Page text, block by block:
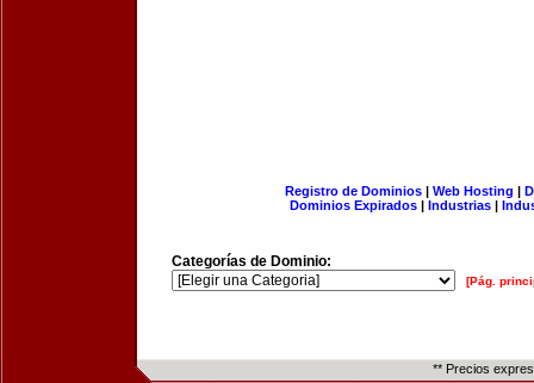
Registro de Dominios| Web Hosting |
Dominios Expirados | Industrias |
Categorías de Dominio:
[Pág.
** Precios